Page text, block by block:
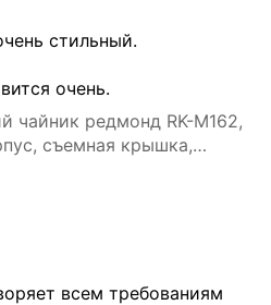
стильный.
очень.
чайник редмонд RK-M162,
съемная крышка,
дерево
всем требованиям